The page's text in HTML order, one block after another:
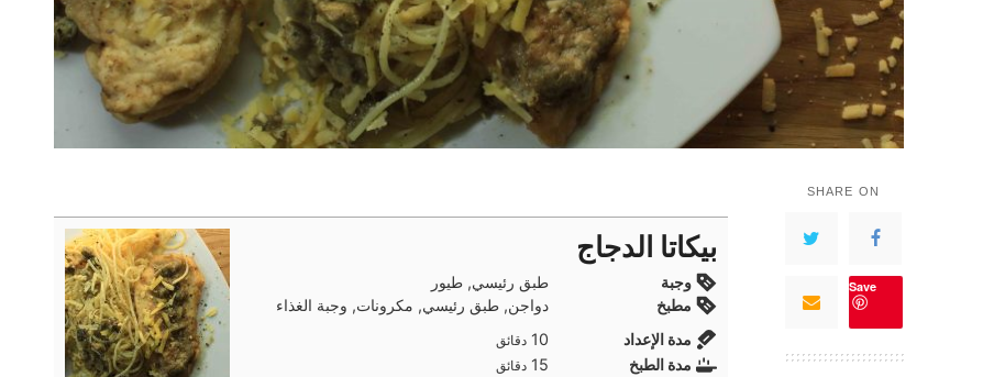
SHARE ON
Save
بيكاتا الدجاج
وجبة
طبق رئيسي, طيور
مطبخ
دواجن, طبق رئيسي, مكرونات, وجبة الغذاء
مدة الإعداد
10دقائق
دقائق
مدة الطبخ 15دقائق
دقائق